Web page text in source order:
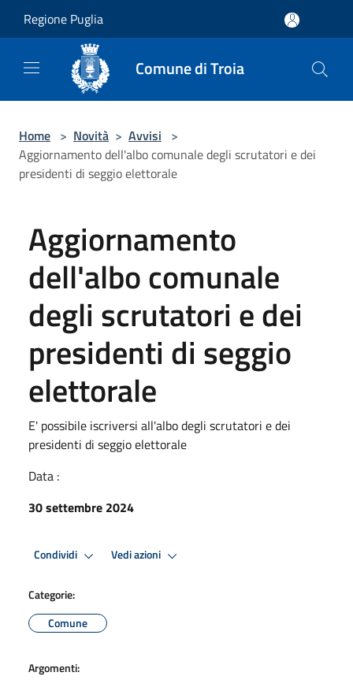
Regione Puglia
Comune di Troia
Home > Novità > Avvisi >
Aggiornamento dell'albo comunale degli scrutatori e dei
presidenti di seggio elettorale
Aggiornamento
dell'albo comunale
degli scrutatori e dei
presidenti di seggio
elettorale
E' possibile iscriversi all'albo degli scrutatori e dei
presidenti di seggio elettorale
Data :
30 settembre 2024
Condividi Vedi azioni
Categorie:
Comune
Argomenti: